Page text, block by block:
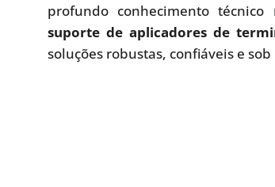
profundo conhecimento técnico
suporte de aplicadores de
soluções robustas, confiáveis e